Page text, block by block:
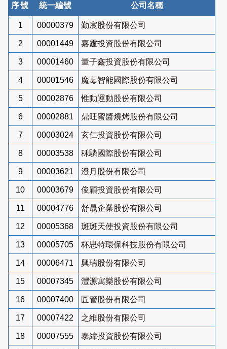
序號 統一編號 公司名稱
1 00000379 勤宸股份有限公司
2 00001449 嘉霆投資股份有限公司
3 00001460 量子鑫投資股份有限公司
4 00001546 魔毒智能國際股份有限公司
5 00002876 惟動運動股份有限公司
6 00002881 鼎旺蜜醬燒烤股份有限公司
7 00003024 玄仁投資股份有限公司
8 00003538 秝驎國際股份有限公司
9 00003621 澄月股份有限公司
10 00003679 俊穎投資股份有限公司
11 00004776 舒晟企業股份有限公司
12 00005368 斑斑天使投資股份有限公司
13 00005705 杯思特環保科技股份有限公司
14 00006471 興瑞股份有限公司
15 00007345 灃源寓樂股份有限公司
16 00007400 匠管股份有限公司
17 00007422 之維股份有限公司
18 00007555 泰緯投資股份有限公司